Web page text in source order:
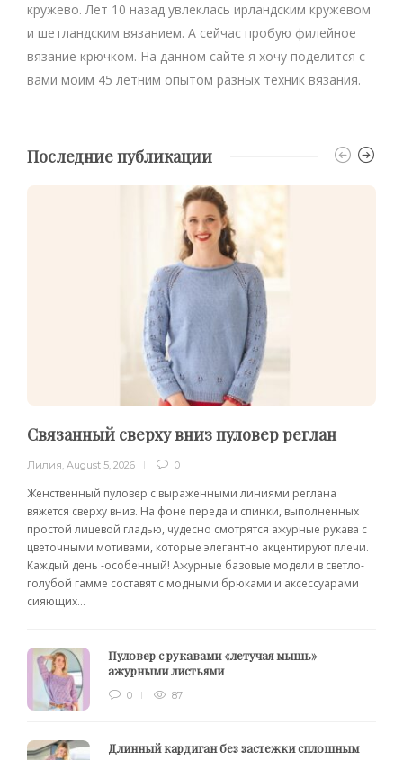
кружево. Лет 10 назад увлеклась ирландским кружевом
и шетландским вязанием. А сейчас пробую филейное
вязание крючком. На данном сайте я хочу поделится с
вами моим 45 летним опытом разных техник вязания.
Последние публикации
Связанный сверху вниз пуловер реглан
Лилия, August 5, 2026 0
Женственный пуловер с выраженными линиями реглана
вяжется сверху вниз. На фоне переда и спинки, выполненных
простой лицевой гладью, чудесно смотрятся ажурные рукава с
цветочными мотивами, которые элегантно акцентируют плечи.
Каждый день -особенный! Ажурные базовые модели в светло-
голубой гамме составят с модными брюками и аксессуарами
сияющих...
Пуловер с рукавами «летучая мышь»
ажурными листьями
0 87
Длинный кардиган без застежки сплошным